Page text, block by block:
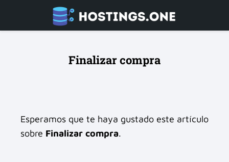
Finalizar compra
Esperamos que te haya gustado este artículo
sobre Finalizar compra.